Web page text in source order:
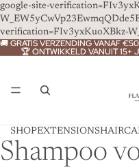
google-site-
verification=FIv3yxKuoXBkz-
🚚 GRATIS VERZENDING VANAF
🏆 ONTWIKKELD VANUIT 15+
🚚 GRATIS VERZENDING VANAF
🏆 ONTWIKKELD VANUIT 15+
SHOPEXTENSIONS
Shampoo